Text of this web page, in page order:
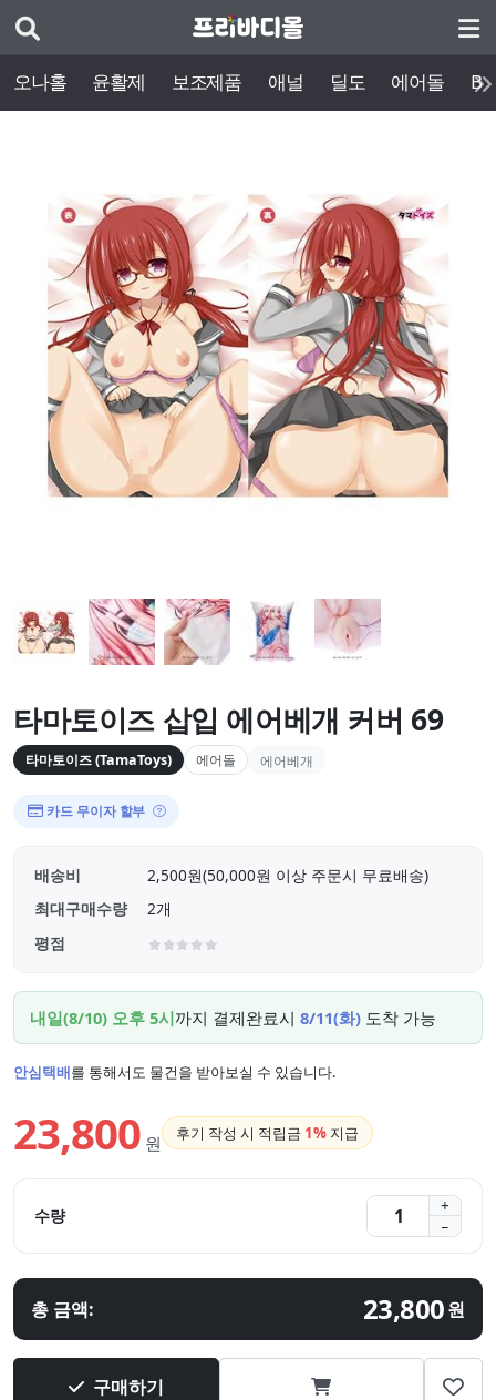
오나홀 윤활제 보조제품 애널 딜도 에어돌
타마토이즈 삽입 에어베개 커버 69
타마토이즈 (TamaToys) 에어돌 에어베개
카드 무이자 할부
배송비
2,500원(50,000원 이상 주문시 무료배송)
최대구매수량
2개
평점
내일(8/10) 오후 5시까지 결제완료시 8/11(화) 도착 가능
안심택배를 통해서도 물건을 받아보실 수 있습니다.
23,800 원 후기 작성 시 적립금 1% 지급
수량
총 금액: 23,800원
구매하기